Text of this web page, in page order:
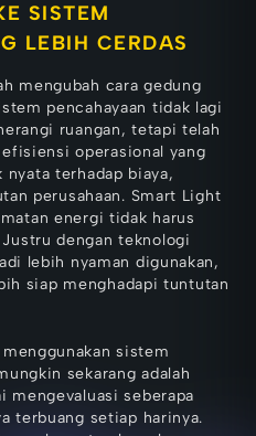
SISTEM
LEBIH CERDAS
mengubah cara gedung
pencahayaan tidak lagi
ruangan, tetapi telah
operasional yang
terhadap biaya,
perusahaan. Smart Light
energi tidak harus
dengan teknologi
lebih nyaman digunakan,
siap menghadapi tuntutan
sistem
sekarang adalah
mengevaluasi seberapa
terbuang setiap harinya.